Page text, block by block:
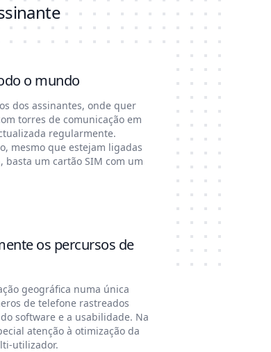
o mundo
dos assinantes, onde quer
torres de comunicação em
regularmente.
mesmo que estejam ligadas
basta um cartão SIM com um
os percursos de
geográfica numa única
de telefone rastreados
software e a usabilidade. Na
atenção à otimização da
utilizador.